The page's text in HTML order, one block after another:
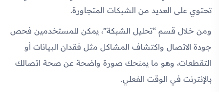
تحتوي على العديد من الشبكات المتجاورة.
ومن خلال قسم “تحليل الشبكة”، يمكن للمستخدمين فحص
جودة الاتصال واكتشاف المشاكل مثل فقدان البيانات أو
التقطعات، وهو ما يمنحك صورة واضحة عن صحة اتصالك
بالإنترنت في الوقت الفعلي.